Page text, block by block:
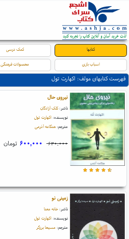
کتابها کمک درسی
اسباب بازی محصولات فرهنگی
فهرست کتابهای مولف: اکهارت تول
نیروی حال
ناشر: کلک آزادگان
نویسنده: اکهارت تول
مترجم: هنگامه آذرمی
۶۳۰,۰۰۰ ۶۰۰,۰۰۰ تومان
زمینی نو
ناشر: خانه معنا
نویسنده: اکهارت تول
مترجم: مسیحا برزگر